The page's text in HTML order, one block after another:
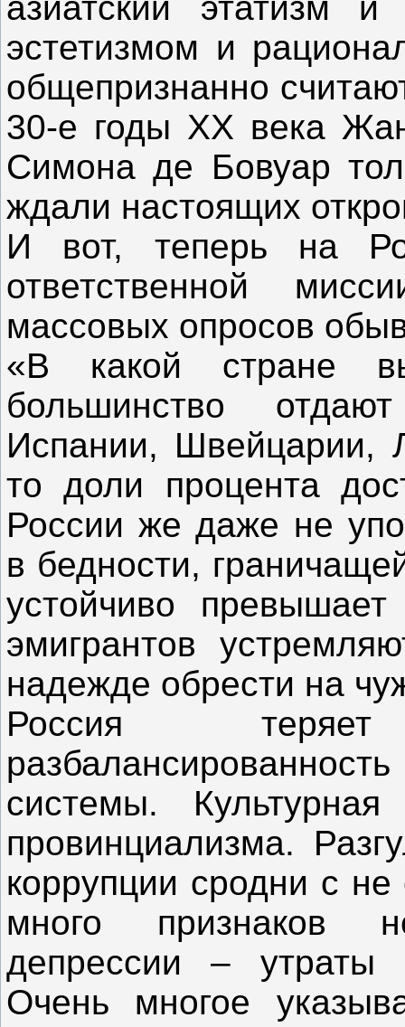
эстетизмом и
общепризнанно
30-е годы ХХ века
Симона де Бовуар
ждали настоящих
И вот, теперь на
ответственной
массовых опросов
«В какой стране
большинство
Испании, Швейцарии,
то доли процента
России же даже не
в бедности,
устойчиво
эмигрантов
надежде обрести на
Россия
системы.
провинциализма.
коррупции сродни с
много признаков
депрессии – утраты
Очень многое